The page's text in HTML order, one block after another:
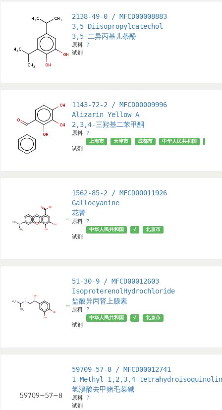
2138-49-0 / MFCD00008883
3,5-Diisopropylcatechol
3,5-二异丙基儿茶酚
原料 ?
试剂
1143-72-2 / MFCD00009996
Alizarin Yellow A
2,3,4-三羟基二苯甲酮
原料 ?
试剂
上海市 天津市 成都市 中华人民共和国
1562-85-2 / MFCD00011926
Gallocyanine
花菁
原料 ?
试剂
中华人民共和国 √ 北京市
51-30-9 / MFCD00012603
IsoproterenolHydrochloride
盐酸异丙肾上腺素
原料 ?
试剂
中华人民共和国 √ 北京市
59709-57-8 / MFCD00012741
1-Methyl-1,2,3,4-
氢溴酸去甲猪毛菜碱
原料 ?
试剂